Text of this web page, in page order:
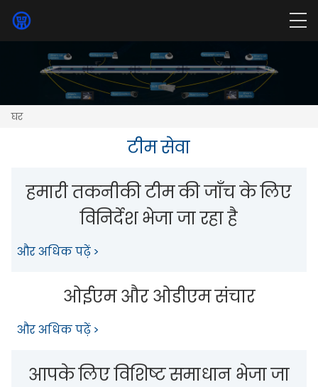
घर
टीम सेवा
हमारी तकनीकी टीम की जाँच के लिए
विनिर्देश भेजा जा रहा है
और अधिक पढ़ें >
ओईएम और ओडीएम संचार
और अधिक पढ़ें >
आपके लिए विशिष्ट समाधान भेजा जा